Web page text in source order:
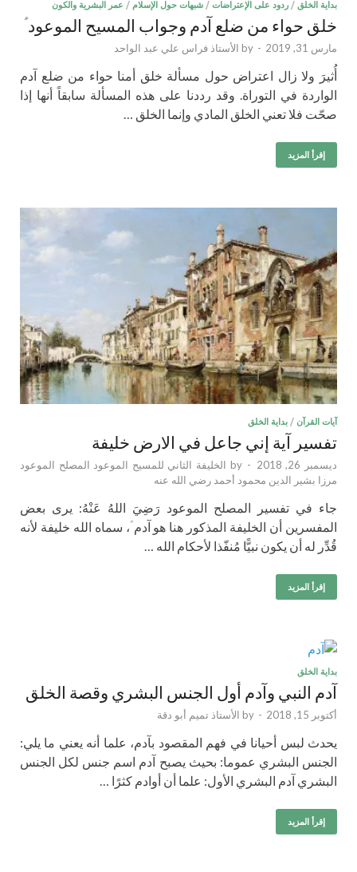
بداية الخلق / ردود على الإعتراضات / شبهات حول الإسلام / عمر البشرية والكون
خلق حواء من ضلع آدم وجواب المسيح الموعود ؑ
مارس 31, 2019 -
by الأستاذ فراس علي عبد الواحد
أُثيرَ ولا زال اعتراض حول مسألة خلق أمنا حواء من ضلع آدم
الواردة في التوراة. وقد رددنا على هذه المسألة سابقاً أنها إذا
صحّت فلا تعني الخلق المادي وإنما الخلق …
إقرأ المزيد
آيات القرآن / بداية الخلق
تفسير آية إني جاعل في الارض خليفة
ديسمبر 26, 2018 -
by الخليفة الثاني للمسيح الموعود المصلح الموعود
مرزا بشير الدين محمود أحمد رضي الله عنه
جاء في تفسير المصلح الموعود رَضِيَ اللهُ عَنْهُ: يرى بعض
المفسرين أن الخليفة المذكور هنا هو آدم ؑ، سماه الله خليفة لأنه
قُدِّر له أن يكون نبيًّا مُنفّذا لأحكام الله …
إقرأ المزيد
بداية الخلق
آدم النبي وآدم أول الجنس البشري وقصة الخلق
أكتوبر 15, 2018 -
by الأستاذ تميم أبو دقة
يحدث لبس أحيانا في فهم المقصود بآدم، علما أنه يعني ما يلي:
الجنس البشري عموما: بحيث يصبح آدم اسم جنس لكل الجنس
البشري آدم البشري الأول: علما أن أوادم كثرًا …
إقرأ المزيد